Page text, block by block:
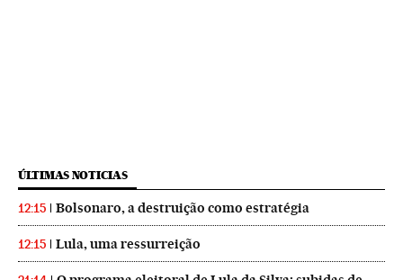
ÚLTIMAS NOTICIAS
12:15 Bolsonaro, a destruição como estratégia
12:15 Lula, uma ressurreição